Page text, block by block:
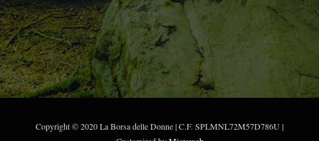
Copyright © 2020 La Borsa delle Donne | C.F. SPLMNL72M57D786U |